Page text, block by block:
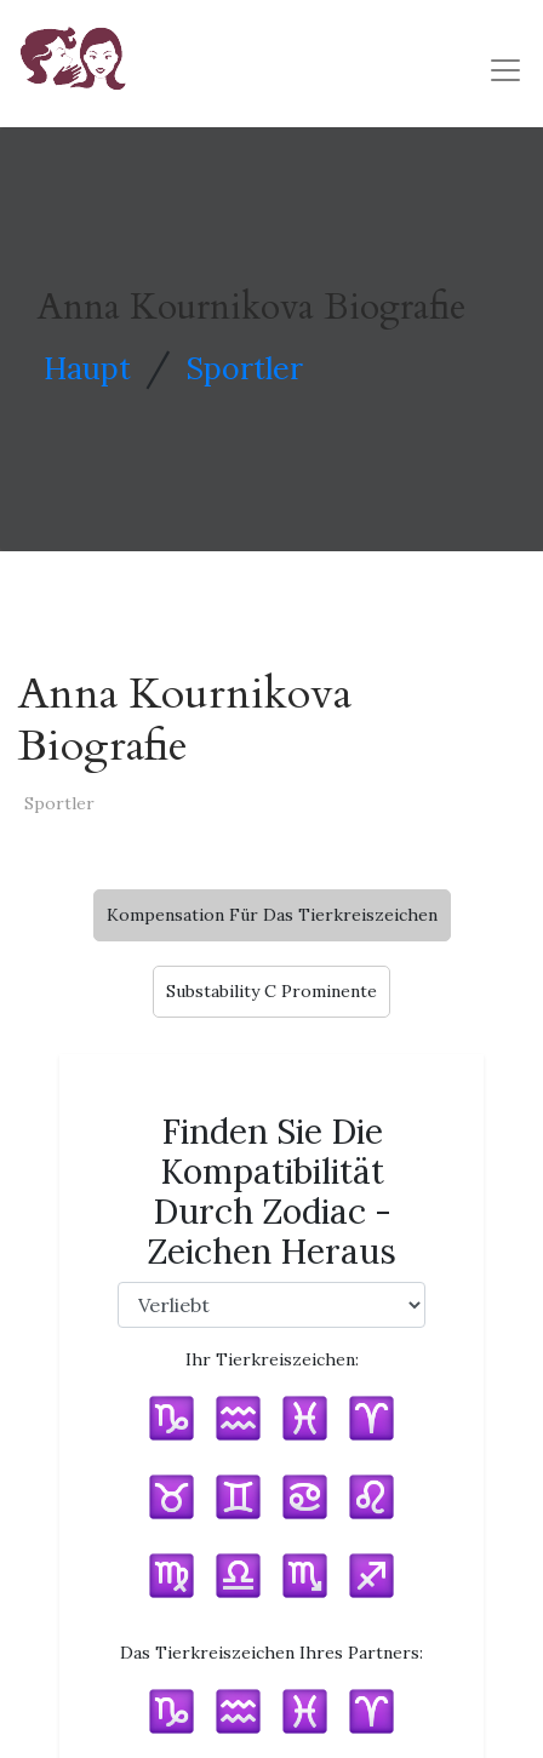
Anna Kournikova Biografie
Haupt / Sportler
Anna Kournikova
Biografie
Sportler
Kompensation Für Das Tierkreiszeichen
Substability C Prominente
Finden Sie Die
Kompatibilität
Durch Zodiac -
Zeichen Heraus
Ihr Tierkreiszeichen:
Das Tierkreiszeichen Ihres Partners: